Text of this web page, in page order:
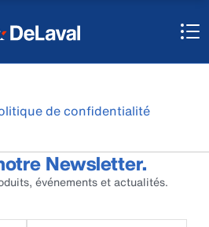
de confidentialité
Newsletter.
événements et actualités.